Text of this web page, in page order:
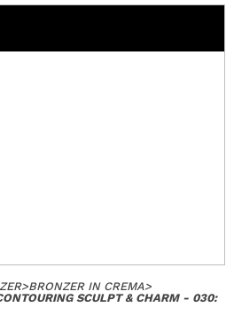
>BRONZER IN CREMA>
SCULPT & CHARM - 030: